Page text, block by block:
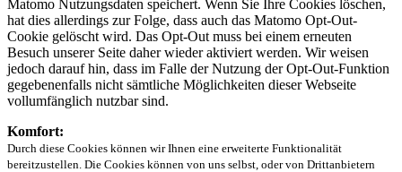
Matomo Nutzungsdaten speichert. Wenn Sie Ihre Cookies löschen,
hat dies allerdings zur Folge, dass auch das Matomo Opt-Out-
Cookie gelöscht wird. Das Opt-Out muss bei einem erneuten
Besuch unserer Seite daher wieder aktiviert werden. Wir weisen
jedoch darauf hin, dass im Falle der Nutzung der Opt-Out-Funktion
gegebenenfalls nicht sämtliche Möglichkeiten dieser Webseite
vollumfänglich nutzbar sind.
Komfort:
Durch diese Cookies können wir Ihnen eine erweiterte Funktionalität
bereitzustellen. Die Cookies können von uns selbst, oder von Drittanbietern